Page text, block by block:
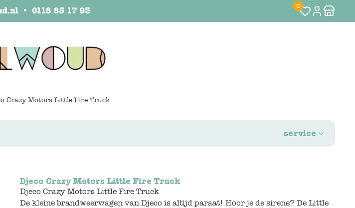
• 0118 85 17 93 0
Crazy Motors Little Fire Truck
service
Djeco Crazy Motors Little Fire Truck
Djeco Crazy Motors Little Fire Truck
De kleine brandweerwagen van Djeco is altijd paraat! Hoor je de sirene? De Little